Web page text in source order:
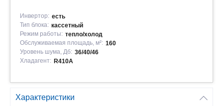
Инвертор: есть
Тип блока: кассетный
Режим работы: тепло/холод
Обслуживаемая площадь, м²: 160
Уровень шума, Дб: 36/40/46
Хладагент: R410A
Характеристики